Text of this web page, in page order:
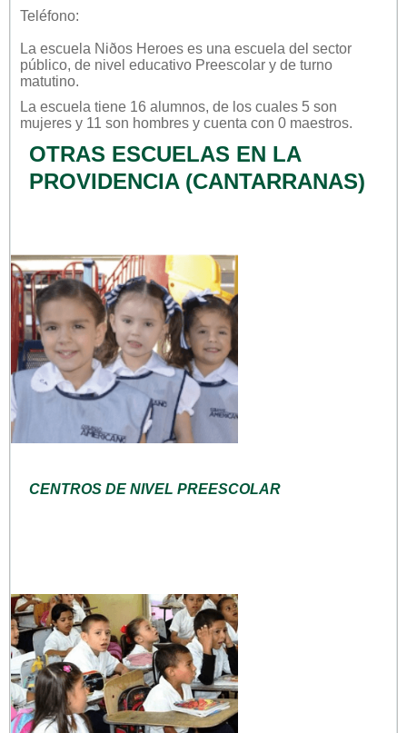
Teléfono:
La escuela Niðos Heroes es una escuela del sector
público, de nivel educativo Preescolar y de turno
matutino.
La escuela tiene 16 alumnos, de los cuales 5 son
mujeres y 11 son hombres y cuenta con 0 maestros.
OTRAS ESCUELAS EN LA
PROVIDENCIA (CANTARRANAS)
CENTROS DE NIVEL PREESCOLAR